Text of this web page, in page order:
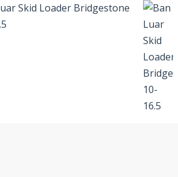
Skid Loader Bridgestone